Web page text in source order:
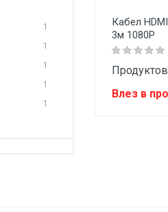
1
1
1
1
1
Кабел
3м 1080P
Влез в